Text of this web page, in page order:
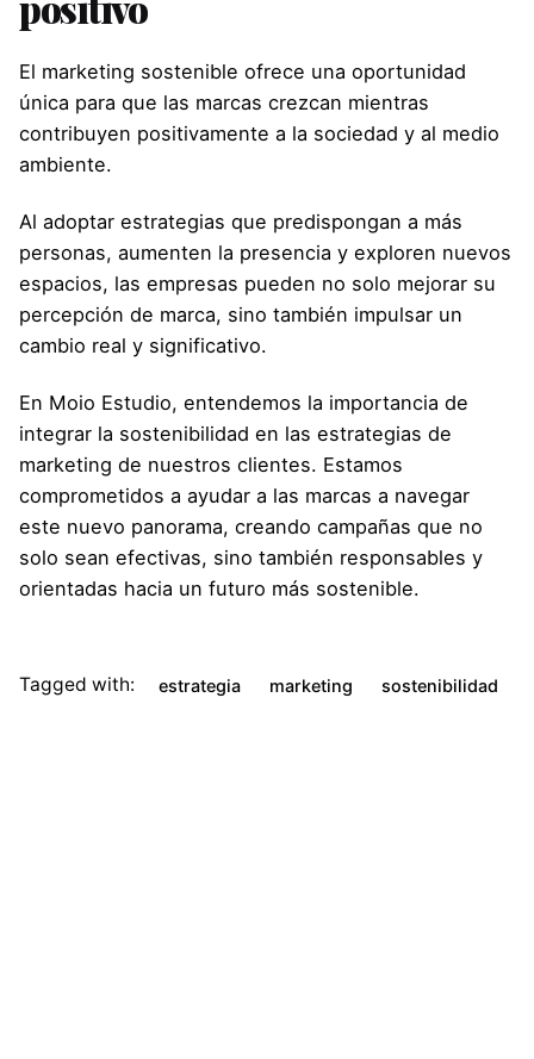
El marketing sostenible ofrece una oportunidad
única para que las marcas crezcan mientras
contribuyen positivamente a la sociedad y al medio
ambiente.
Al adoptar estrategias que predispongan a más
personas, aumenten la presencia y exploren nuevos
espacios, las empresas pueden no solo mejorar su
percepción de marca, sino también impulsar un
cambio real y significativo.
En Moio Estudio, entendemos la importancia de
integrar la sostenibilidad en las estrategias de
marketing de nuestros clientes. Estamos
comprometidos a ayudar a las marcas a navegar
este nuevo panorama, creando campañas que no
solo sean efectivas, sino también responsables y
orientadas hacia un futuro más sostenible.
Tagged with: estrategia marketing sostenibilidad